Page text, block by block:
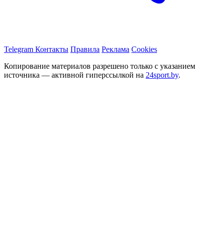
Telegram Контакты Правила Реклама Cookies
Копирование материалов разрешено только с указанием
источника — активной гиперссылкой на 24sport.by.